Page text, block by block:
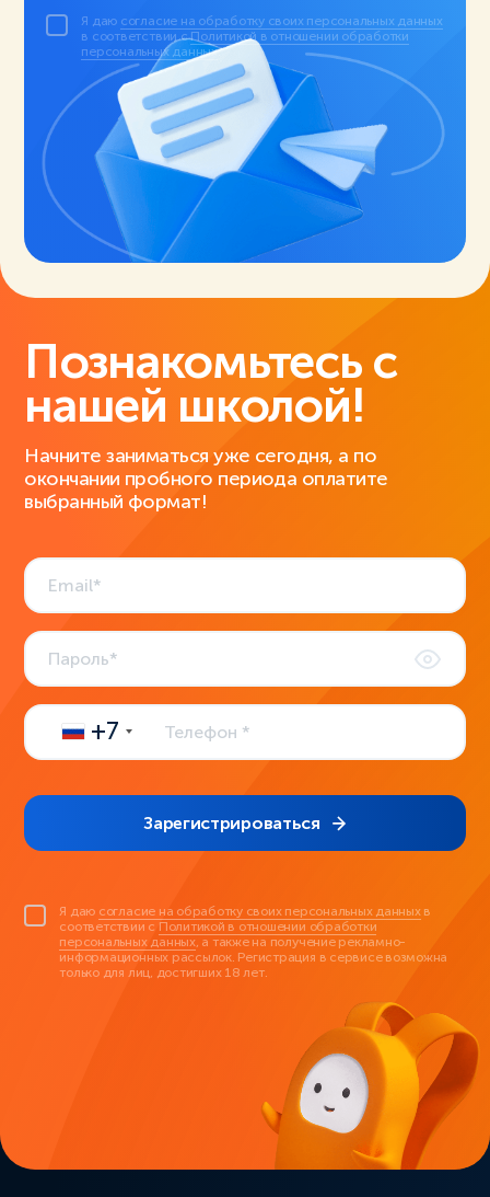
Я даю согласие на обработку своих персональных данных
в соответствии сПолитикой в отношении обработки
персональных данных.
Познакомьтесь с
нашей школой!
Начните заниматься уже сегодня, а по
окончании пробного периода оплатите
выбранный формат!
+7
Зарегистрироваться
Я даю согласие на обработку своих персональных данныхв
соответствии с Политикой в отношении обработки
персональных данных, а также на получение рекламно-
информационных рассылок. Регистрация в сервисе возможна
только для лиц, достигших 18 лет.